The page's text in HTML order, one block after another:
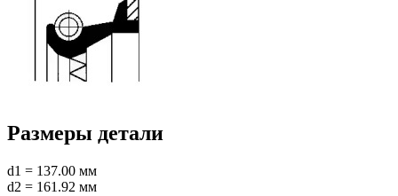
Размеры детали
d1 = 137.00 мм
d2 = 161.92 мм